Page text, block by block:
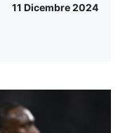
11 Dicembre 2024